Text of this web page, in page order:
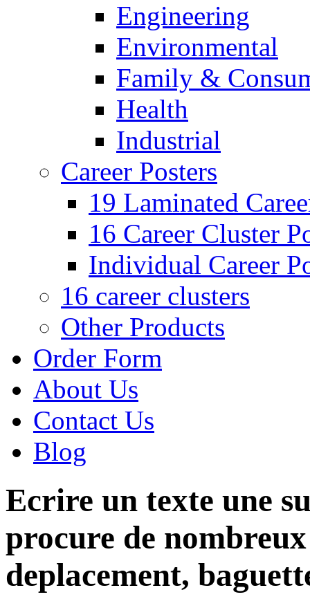
Engineering
Environmental
Family &
Health
Industrial
Career Posters
19 Laminated
16 Career Cluster
Individual Career
16 career clusters
Other Products
Order Form
About Us
Contact Us
Blog
Ecrire un texte une
procure de
deplacement,